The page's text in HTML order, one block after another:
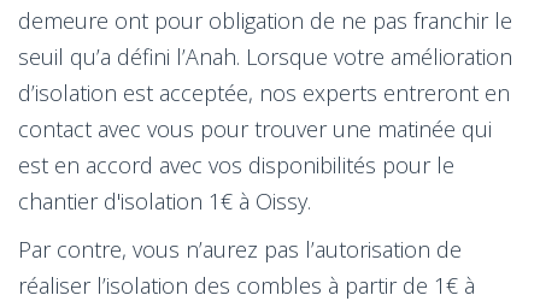
demeure ont pour obligation de ne pas franchir le
seuil qu’a défini l’Anah. Lorsque votre amélioration
d’isolation est acceptée, nos experts entreront en
contact avec vous pour trouver une matinée qui
est en accord avec vos disponibilités pour le
chantier d'isolation 1€ à Oissy.
Par contre, vous n’aurez pas l’autorisation de
réaliser l’isolation des combles à partir de 1€ à